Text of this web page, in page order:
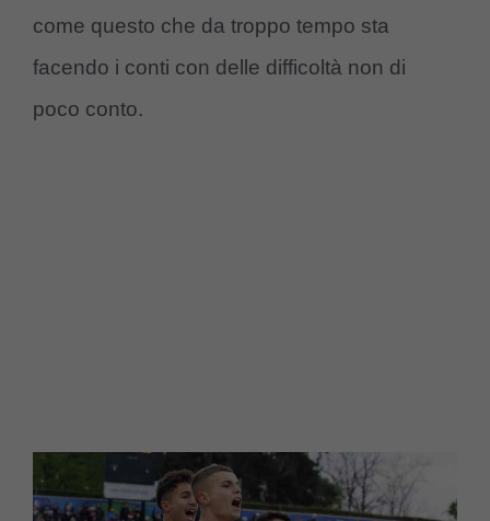
come questo che da troppo tempo sta
facendo i conti con delle difficoltà non di
poco conto.